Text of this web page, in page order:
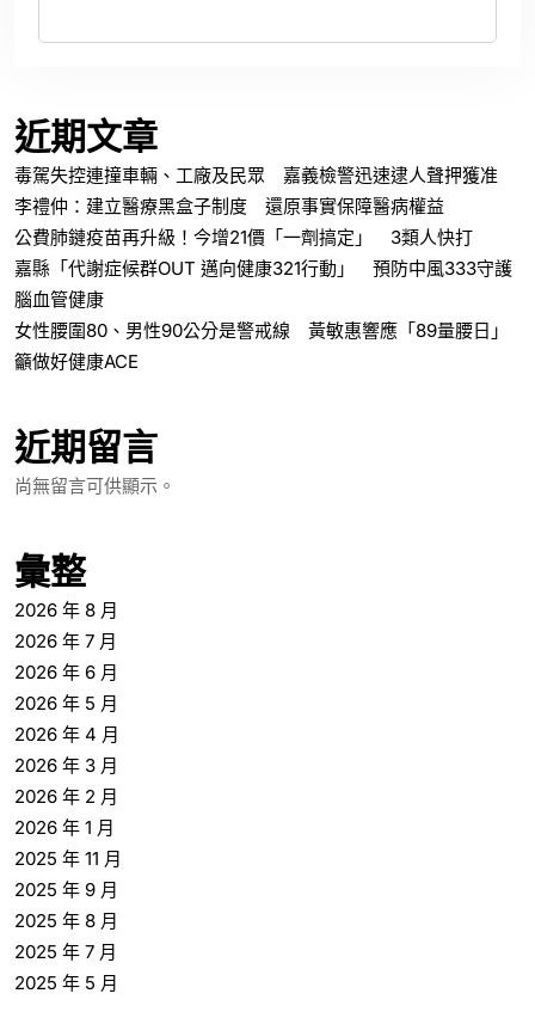
近期文章
毒駕失控連撞車輛、工廠及民眾 嘉義檢警迅速逮人聲押獲准
李禮仲：建立醫療黑盒子制度 還原事實保障醫病權益
公費肺鏈疫苗再升級！今增21價「一劑搞定」 3類人快打
嘉縣「代謝症候群OUT 邁向健康321行動」 預防中風333守護
腦血管健康
女性腰圍80、男性90公分是警戒線 黃敏惠響應「89量腰日」
籲做好健康ACE
近期留言
尚無留言可供顯示。
彙整
2026 年 8 月
2026 年 7 月
2026 年 6 月
2026 年 5 月
2026 年 4 月
2026 年 3 月
2026 年 2 月
2026 年 1 月
2025 年 11 月
2025 年 9 月
2025 年 8 月
2025 年 7 月
2025 年 5 月